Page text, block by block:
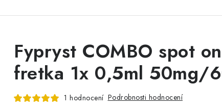
Fypryst COMBO spot
fretka 1x 0,5ml 50mg/
1 hodnocení Podrobnosti hodnocení